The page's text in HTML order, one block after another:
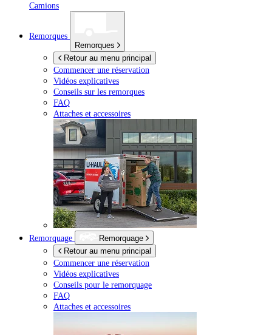
Camions
Remorques
Remorques
Retour au menu principal
Commencer une réservation
Vidéos explicatives
Conseils sur les remorques
FAQ
Attaches et accessoires
Remorquage
Remorquage
Retour au menu principal
Commencer une réservation
Vidéos explicatives
Conseils pour le remorquage
FAQ
Attaches et accessoires